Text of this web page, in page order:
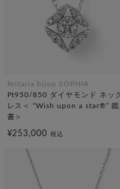
festaria bijou SOPHIA
Pt950/850 ダイヤモンド ネッ
レス＜ “Wish upon a star®” 鑑
書＞
¥253,000税込